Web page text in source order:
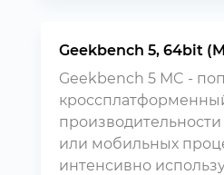
Geekbench 5, 64bit
Geekbench 5 MC -
или мобильных
интенсивно